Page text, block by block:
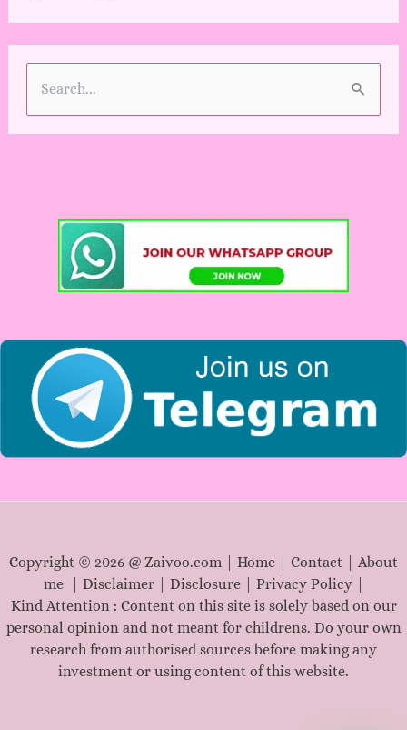
Copyright © 2026 @ Zaivoo.com | Home Contact
About
me
Disclaimer| Disclosure| Privacy Policy|
Kind Attention : Content on this site is solely based on our
personal opinion and not meant for childrens. Do your own
research from authorised sources before making any
investment or using content of this website.